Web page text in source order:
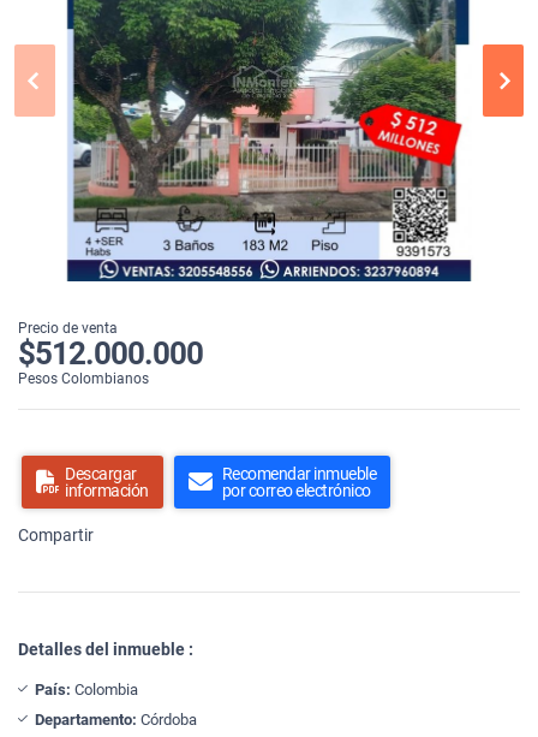
Precio de venta
$512.000.000
Pesos Colombianos
Descargar
información
Recomendar inmueble
por correo electrónico
Compartir
Detalles del inmueble :
País: Colombia
Departamento: Córdoba